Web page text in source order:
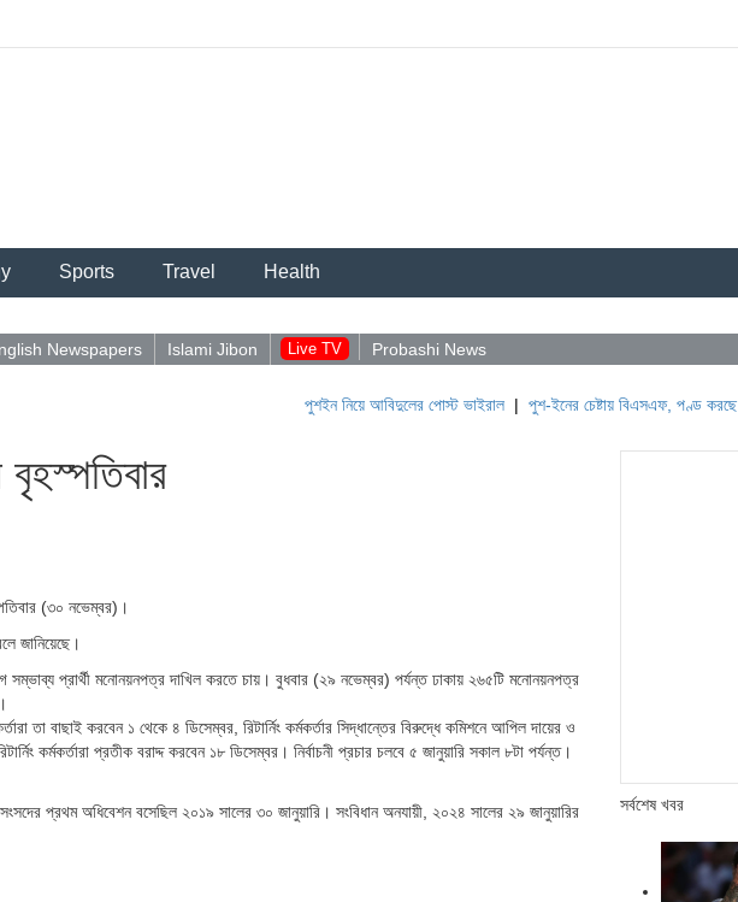
Sports Travel Health
Newspapers Islami Jibon Live TV Probashi News
পুশইন নিয়ে আবিদুলের পোস্ট ভাইরাল|পুশ-ইনের চেষ্টায় বিএসএফ, পণ্ড করছে বিজিবি|
(৩০ নভেম্বর)।
জানিয়েছে।
সম্ভাব্য প্রার্থী মনোনয়নপত্র দাখিল করতে চায়। বুধবার (২৯ নভেম্বর) পর্যন্ত ঢাকায় ২৬৫টি মনোনয়নপত্র
তা বাছাই করবেন ১ থেকে ৪ ডিসেম্বর, রিটার্নিং কর্মকর্তার সিদ্ধান্তের বিরুদ্ধে কমিশনে আপিল দায়ের ও
কর্মকর্তারা প্রতীক বরাদ্দ করবেন ১৮ ডিসেম্বর। নির্বাচনী প্রচার চলবে ৫ জানুয়ারি সকাল ৮টা পর্যন্ত।
প্রথম অধিবেশন বসেছিল ২০১৯ সালের ৩০ জানুয়ারি। সংবিধান অনযায়ী, ২০২৪ সালের ২৯ জানুয়ারির
সর্বশেষ খবর